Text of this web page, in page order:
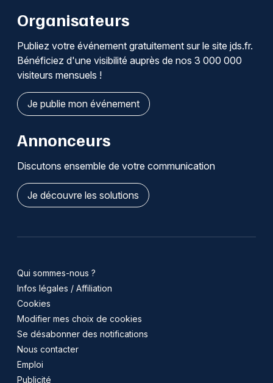
Organisateurs
Publiez votre événement gratuitement sur le site jds.fr.
Bénéficiez d'une visibilité auprès de nos 3 000 000
visiteurs mensuels !
Je publie mon événement
Annonceurs
Discutons ensemble de votre communication
Je découvre les solutions
Qui sommes-nous ?
Infos légales / Affiliation
Cookies
Modifier mes choix de cookies
Se désabonner des notifications
Nous contacter
Emploi
Publicité